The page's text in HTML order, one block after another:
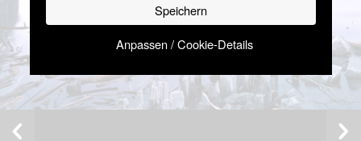
Speichern
Anpassen / Cookie-Details